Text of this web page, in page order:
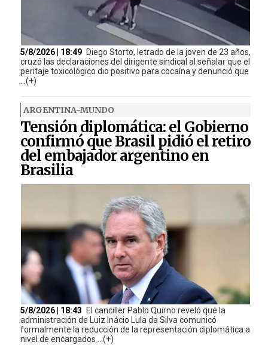
5/8/2026 | 18:49 Diego Storto, letrado de la joven de 23 años,
cruzó las declaraciones del dirigente sindical al señalar que el
peritaje toxicológico dio positivo para cocaína y denunció que
...(+)
ARGENTINA-MUNDO
Tensión diplomática: el Gobierno
confirmó que Brasil pidió el retiro
del embajador argentino en
Brasilia
5/8/2026 | 18:43
El canciller Pablo Quirno reveló que la
administración de Luiz Inácio Lula da Silva comunicó
formalmente la reducción de la representación diplomática a
nivel de encargados ...(+)